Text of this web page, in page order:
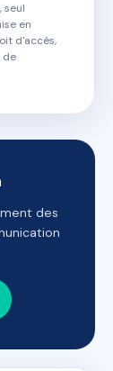
seul
en
d'accès,
de
des